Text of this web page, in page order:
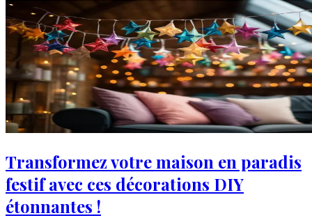
Transformez votre maison en paradis
festif avec ces décorations DIY
étonnantes !